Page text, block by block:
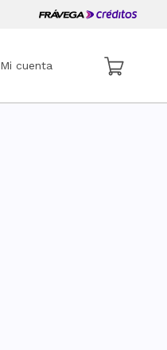
Mi cuenta